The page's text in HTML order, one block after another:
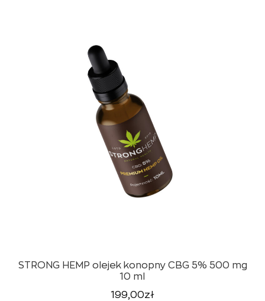
STRONG HEMP olejek konopny CBG 5% 500 mg
10 ml
199,00zł